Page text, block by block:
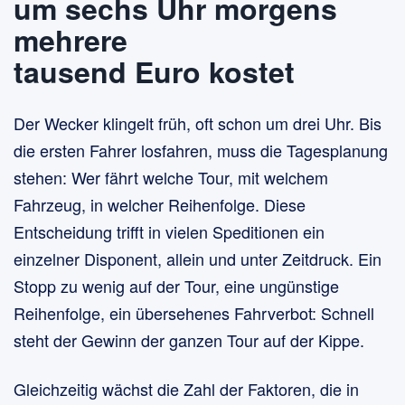
mehrere
tausend Euro kostet
Der Wecker klingelt früh, oft schon um drei Uhr. Bis
die ersten Fahrer losfahren, muss die Tagesplanung
stehen: Wer fährt welche Tour, mit welchem
Fahrzeug, in welcher Reihenfolge. Diese
Entscheidung trifft in vielen Speditionen ein
einzelner Disponent, allein und unter Zeitdruck. Ein
Stopp zu wenig auf der Tour, eine ungünstige
Reihenfolge, ein übersehenes Fahrverbot: Schnell
steht der Gewinn der ganzen Tour auf der Kippe.
Gleichzeitig wächst die Zahl der Faktoren, die in